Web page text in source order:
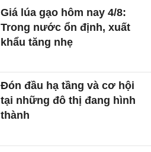
Giá lúa gạo hôm nay 4/8:
Trong nước ổn định, xuất
khẩu tăng nhẹ
Đón đầu hạ tầng và cơ hội
tại những đô thị đang hình
thành